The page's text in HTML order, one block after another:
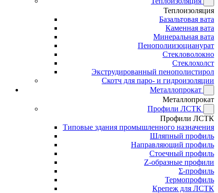
Теплоизоляция
Базальтовая вата
Каменная вата
Минеральная вата
Пенополиизоцианурат
Стекловолокно
Стеклохолст
Экструдированный пенополистирол
Скотч для паро- и гидроизоляции
Металлопрокат
Металлопрокат
Профили ЛСТК
Профили ЛСТК
Типовые здания промышленного назначения
Шляпный профиль
Направляющий профиль
Стоечный профиль
Z-образные профили
Σ-профиль
Термопрофиль
Крепеж для ЛСТК